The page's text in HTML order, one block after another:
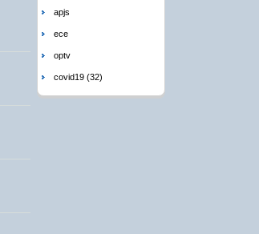
apjs
ece
optv
covid19 (32)